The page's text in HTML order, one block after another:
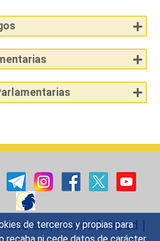
de terceros y propias para
|Accesibilidad |